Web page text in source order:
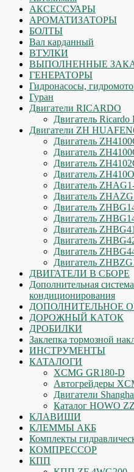
АКСЕССУАРЫ
АРОМАТИЗАТОРЫ
БОЛТЫ
Вал карданный
ВТУЛКИ
ВЫПОЛНЕННЫЕ
ГЕНЕРАТОРЫ
Гидронасосы,
Гуран
Двигатели RICARDO
Двигатель Ricardo
Двигатели ZH
Двигатель
Двигатель
Двигатель
Двигатель
Двигатель
Двигатель
Двигатель
Двигатель
Двигатель
Двигатель
Двигатель
Двигатель
ДВИГАТЕЛИ В СБОРЕ
Дополнительная
кондиционирования
ДОПОЛНИТЕЛЬНОЕ
ДОРОЖНЫЙ КАТОК
ДРОБИЛКИ
Заклепка тормозной
ИНСТРУМЕНТЫ
КАТАЛОГИ
XCMG GR180-D
Автогрейдеры
Двигатели
Каталог HOWO
КЛАВИШИ
КЛЕММЫ АКБ
Комплекты
КОМПРЕССОР
КПП